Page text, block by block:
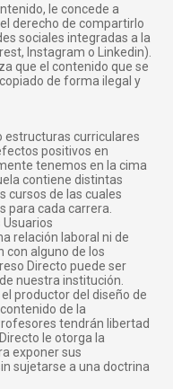
le concede a
derecho de compartirlo
sociales integradas a la
Instagram o Linkedin).
que el contenido que se
de forma ilegal y
estructuras curriculares
positivos en
tenemos en la cima
contiene distintas
cursos de las cuales
para cada carrera.
relación laboral ni de
con alguno de los
Directo puede ser
nuestra institución.
productor del diseño de
de la
tendrán libertad
le otorga la
exponer sus
sujetarse a una doctrina